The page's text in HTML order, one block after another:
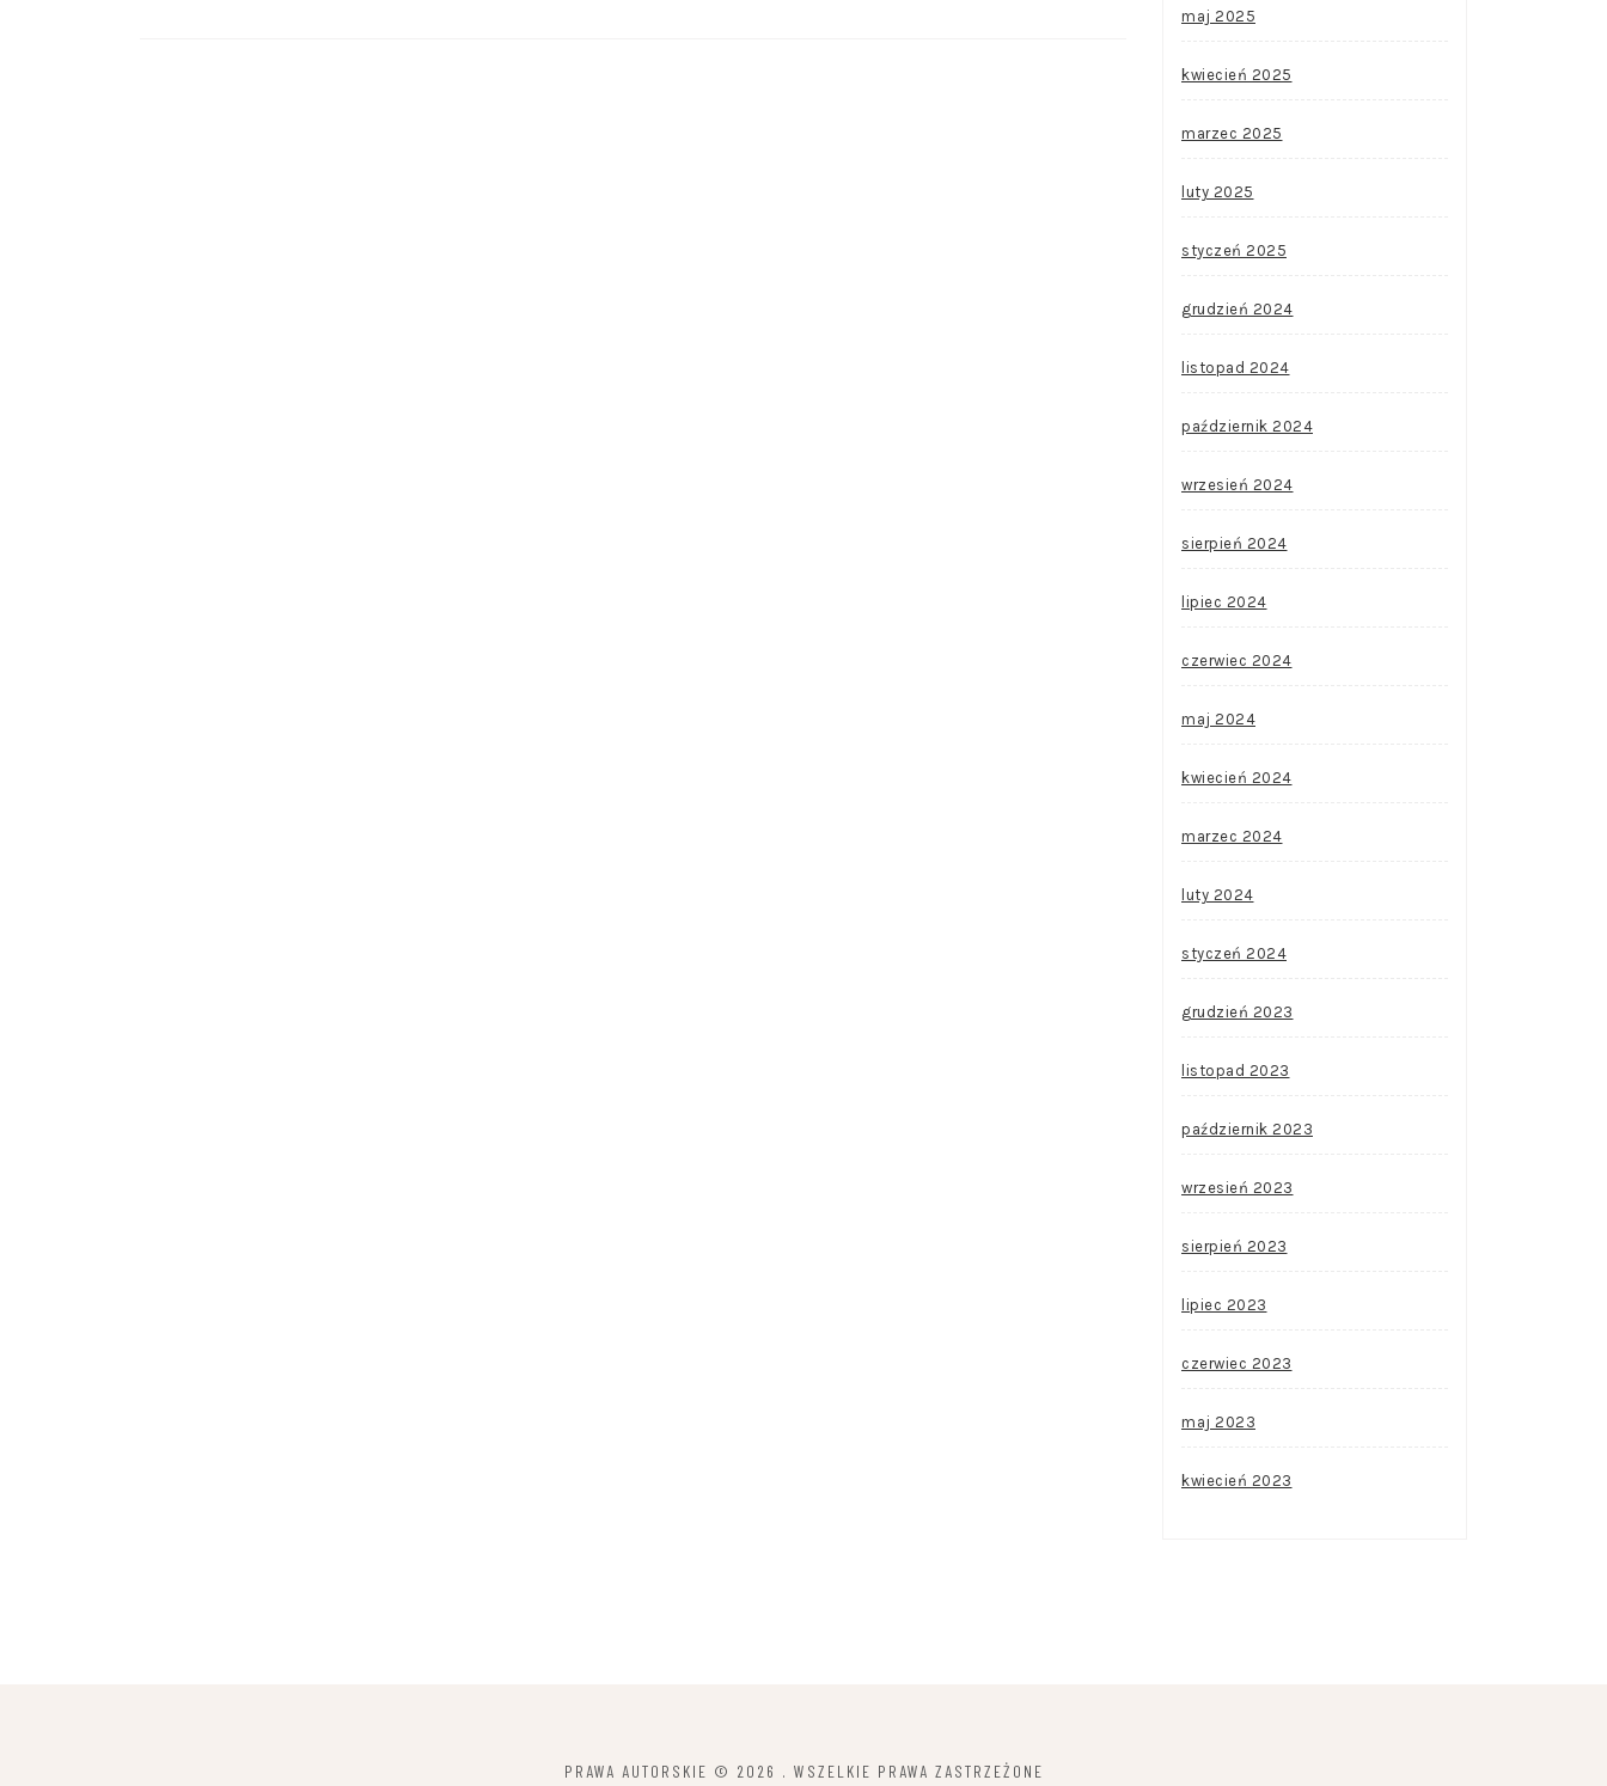
maj 2025
kwiecień 2025
marzec 2025
luty 2025
styczeń 2025
grudzień 2024
listopad 2024
październik 2024
wrzesień 2024
sierpień 2024
lipiec 2024
czerwiec 2024
maj 2024
kwiecień 2024
marzec 2024
luty 2024
styczeń 2024
grudzień 2023
listopad 2023
październik 2023
wrzesień 2023
sierpień 2023
lipiec 2023
czerwiec 2023
maj 2023
kwiecień 2023
PRAWA AUTORSKIE © 2026 . WSZELKIE PRAWA ZASTRZEŻONE